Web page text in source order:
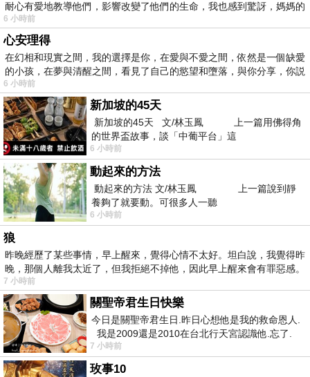
耐心有愛地教導他們，影響改變了他們的生命，我也感到驚訝，媽媽的
6 小時前
心安理得
在幻相和現實之間，我的選擇是你，在愛與不愛之間，依然是一個缺愛
的小孩，在夢與清醒之間，看見了自己的慾望和墮落，與你分享，你説
6 小時前
新加坡的45天
新加坡的45天 文/林玉鳳 上一篇用佛得角
的世界盃故事，談「中葡平台」這
6 小時前
動起來的方法
動起來的方法 文/林玉鳳 上一篇說到靜
養夠了就要動。可很多人一聽
6 小時前
狼
昨晚經歷了某些事情，早上醒來，覺得心情不太好。坦白說，我覺得昨
晚，那個人離我太近了，但我拒絕不掉他，因此早上醒來會有罪惡感。
7 小時前
關聖帝君生日快樂
今日是關聖帝君生日.昨日心想他是我的救命恩人.
我是2009還是2010在台北行天宮認識他.忘了.
一個奇摩交友的網友學
7 小時前
玫事10